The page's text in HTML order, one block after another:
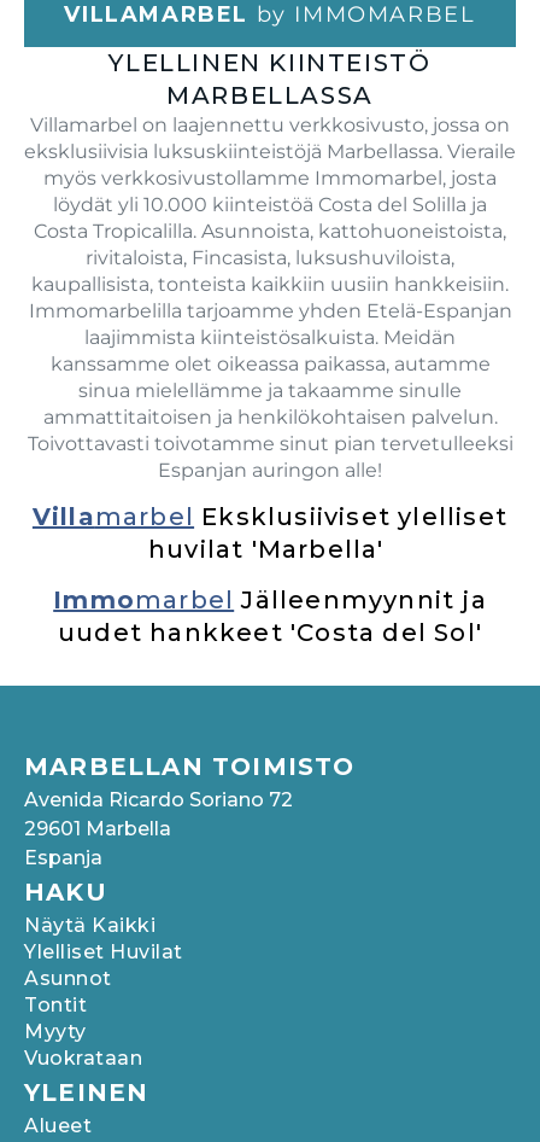
VILLAMARBEL by IMMOMARBEL
YLELLINEN KIINTEISTÖ
MARBELLASSA
Villamarbel on laajennettu verkkosivusto, jossa on
eksklusiivisia luksuskiinteistöjä Marbellassa. Vieraile
myös verkkosivustollamme Immomarbel, josta
löydät yli 10.000 kiinteistöä Costa del Solilla ja
Costa Tropicalilla. Asunnoista, kattohuoneistoista,
rivitaloista, Fincasista, luksushuviloista,
kaupallisista, tonteista kaikkiin uusiin hankkeisiin.
Immomarbelilla tarjoamme yhden Etelä-Espanjan
laajimmista kiinteistösalkuista. Meidän
kanssamme olet oikeassa paikassa, autamme
sinua mielellämme ja takaamme sinulle
ammattitaitoisen ja henkilökohtaisen palvelun.
Toivottavasti toivotamme sinut pian tervetulleeksi
Espanjan auringon alle!
Villamarbel Eksklusiiviset ylelliset
huvilat 'Marbella'
Immomarbel Jälleenmyynnit ja
uudet hankkeet 'Costa del Sol'
MARBELLAN TOIMISTO
Avenida Ricardo Soriano 72
29601 Marbella
Espanja
HAKU
Näytä Kaikki
Ylelliset Huvilat
Asunnot
Tontit
Myyty
Vuokrataan
YLEINEN
Alueet